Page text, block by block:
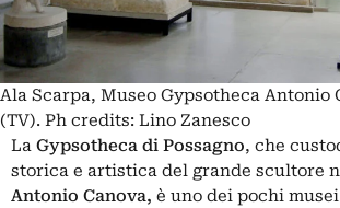
Ala Scarpa, Museo Gypsotheca Antonio
(TV). Ph credits: Lino Zanesco
La Gypsotheca di Possagno, che
storica e artistica del grande scultore
Antonio Canova, è uno dei pochi